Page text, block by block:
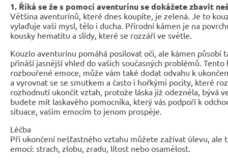
1. Říká se že s pomocí aventurínu se dokážete zbavit
Většina aventurínů, které dnes koupíte, je zelená. Je to
vylaďuje vaši mysl, tělo i ducha. Přírodní kámen je na
kousky hematitu a slídy, které se rozzáří ve světle.
Kouzlo aventurínu pomáhá posilovat oči, ale kámen působí
přináší jasnější vhled do vašich současných problémů.
rozbouřené emoce, může vám také dodat odvahu k
a vyrovnat se se smutkem a často i hořkými pocity, které
rozhodnutí ukončit vztah, protože láska již odezněla, bývá
budete mít laskavého pomocníka, který vás podpoří k
situace, vašim emocím to jenom prospěje.
Léčba
Při ukončení nešťastného vztahu můžete zažívat úlevu, ale
emocí: strach, zlobu, zradu, lítost nebo osamělost.